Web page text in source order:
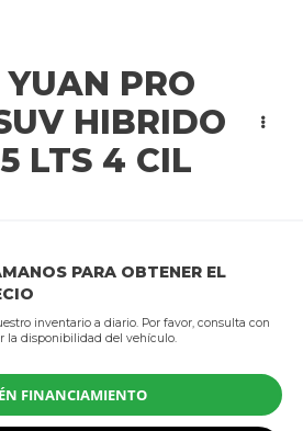
YUAN PRO
HIBRIDO
LTS 4 CIL
PARA OBTENER EL
inventario a diario. Por favor, consulta con
la disponibilidad del vehículo.
FINANCIAMIENTO